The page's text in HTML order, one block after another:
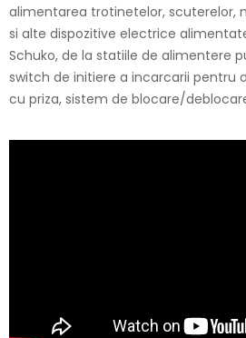
alimentarea trotinetelor, scuterelor,
si alte dispozitive electrice
Schuko, de la statiile de alimentere
switch de initiere a incarcarii pentru
cu priza, sistem de blocare/